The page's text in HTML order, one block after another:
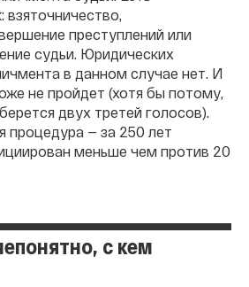
взяточничество,
преступлений или
судьи. Юридических
в данном случае нет. И
не пройдет (хотя бы потому,
двух третей голосов).
процедура — за 250 лет
меньше чем против 20
с кем